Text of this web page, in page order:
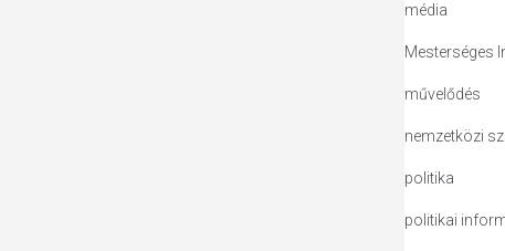
média
Mesterséges
művelődés
nemzetközi
politika
politikai